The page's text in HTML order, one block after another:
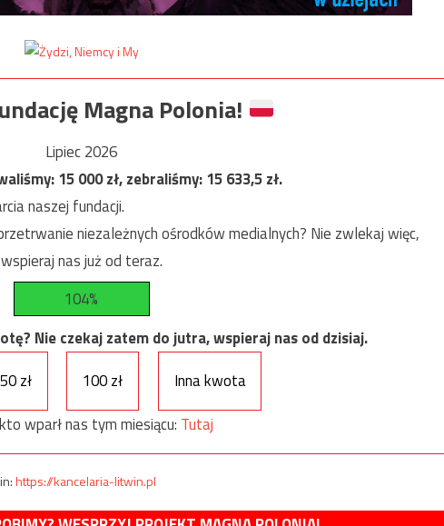
Magna Polonia!
Lipiec 2026
15 000zł, zebraliśmy:15 633,5zł.
naszej fundacji.
niezależnych ośrodków medialnych? Nie zwlekaj więc,
wspieraj nas już od teraz.
104%
Nie czekaj zatem do jutra, wspieraj nas od dzisiaj.
50 zł 100 zł
Inna kwota
wparł nas tym miesiącu: Tutaj
https://kancelaria-litwin.pl